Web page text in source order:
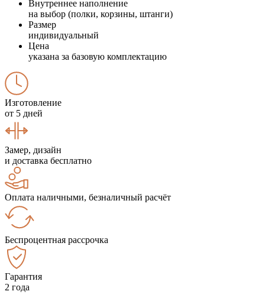
Внутреннее наполнение
на выбор (полки, корзины, штанги)
Размер
индивидуальный
Цена
указана за базовую комплектацию
Изготовление
от 5 дней
Замер, дизайн
и доставка бесплатно
Оплата наличными, безналичный расчёт
Беспроцентная рассрочка
Гарантия
2 года